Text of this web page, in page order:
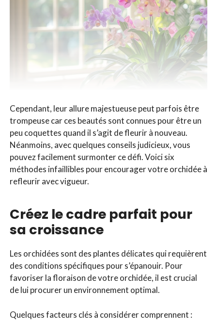
Cependant, leur allure majestueuse peut parfois être
trompeuse car ces beautés sont connues pour être un
peu coquettes quand il s’agit de fleurir à nouveau.
Néanmoins, avec quelques conseils judicieux, vous
pouvez facilement surmonter ce défi. Voici six
méthodes infaillibles pour encourager votre orchidée à
refleurir avec vigueur.
Créez le cadre parfait pour
sa croissance
Les orchidées sont des plantes délicates qui requièrent
des conditions spécifiques pour s’épanouir. Pour
favoriser la floraison de votre orchidée, il est crucial
de lui procurer un environnement optimal.
Quelques facteurs clés à considérer comprennent :